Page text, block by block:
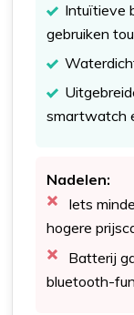
Intuïtieve
gebruiken
smartwatch
Nadelen:
Iets
hogere
Batterij
bluetooth-